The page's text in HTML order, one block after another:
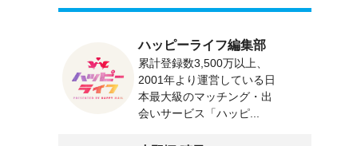
ハッピーライフ編集部
累計登録数3,500万以上、
2001年より運営している日
本最大級のマッチング・出
会いサービス「ハッピ...